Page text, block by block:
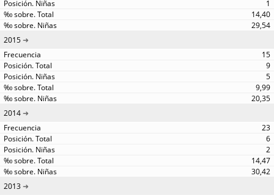
1
14,40
29,54
2015
15
9
5
9,99
20,35
2014
23
6
2
14,47
30,42
2013